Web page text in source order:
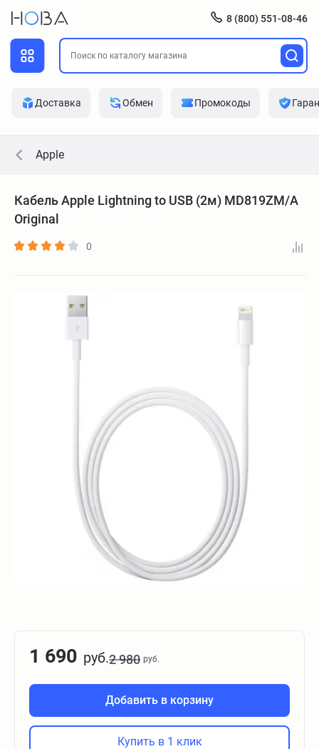
8 (800) 551-08-46
Доставка Обмен Промокоды
Apple
Кабель Apple Lightning to USB (2м) MD819ZM/A
Original
0
1 690 руб.2 980 руб.
Добавить в корзину
Купить в 1 клик